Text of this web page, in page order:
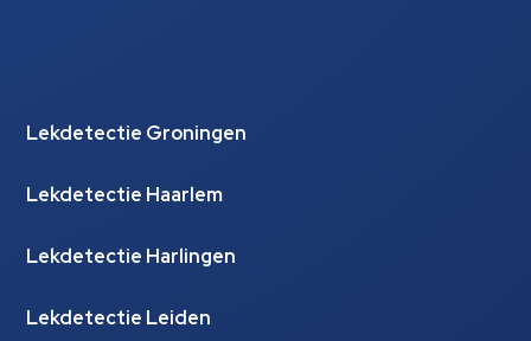
Lekdetectie Groningen
Lekdetectie Haarlem
Lekdetectie Harlingen
Lekdetectie Leiden